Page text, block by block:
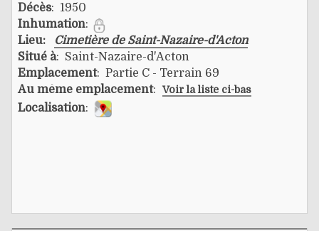
Décès: 1950
Inhumation:
Lieu:
Cimetière de Saint-Nazaire-d'Acton
Situé à: Saint-Nazaire-d'Acton
Emplacement: Partie C - Terrain 69
Au même emplacement: Voir la liste ci-bas
Localisation: